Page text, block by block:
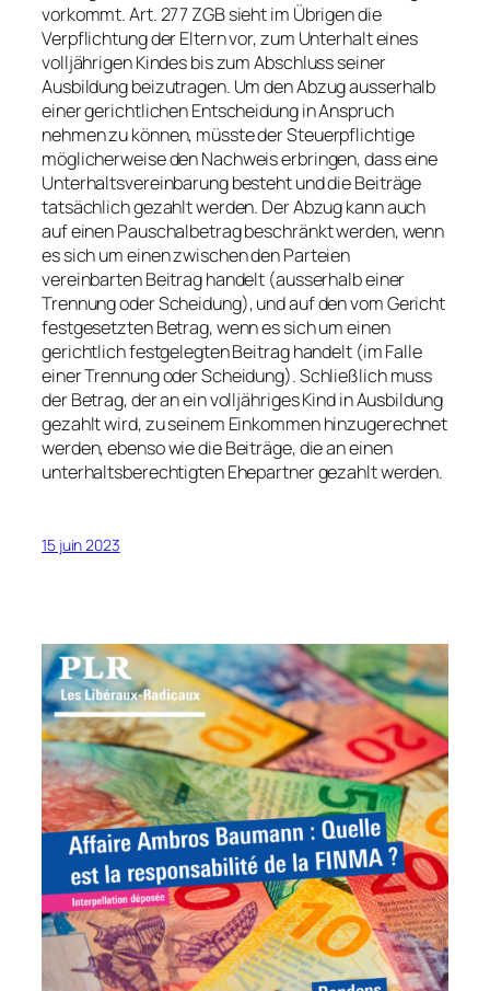
vorkommt. Art. 277 ZGB sieht im Übrigen die
Verpflichtung der Eltern vor, zum Unterhalt eines
volljährigen Kindes bis zum Abschluss seiner
Ausbildung beizutragen. Um den Abzug ausserhalb
einer gerichtlichen Entscheidung in Anspruch
nehmen zu können, müsste der Steuerpflichtige
möglicherweise den Nachweis erbringen, dass eine
Unterhaltsvereinbarung besteht und die Beiträge
tatsächlich gezahlt werden. Der Abzug kann auch
auf einen Pauschalbetrag beschränkt werden, wenn
es sich um einen zwischen den Parteien
vereinbarten Beitrag handelt (ausserhalb einer
Trennung oder Scheidung), und auf den vom Gericht
festgesetzten Betrag, wenn es sich um einen
gerichtlich festgelegten Beitrag handelt (im Falle
einer Trennung oder Scheidung). Schließlich muss
der Betrag, der an ein volljähriges Kind in Ausbildung
gezahlt wird, zu seinem Einkommen hinzugerechnet
werden, ebenso wie die Beiträge, die an einen
unterhaltsberechtigten Ehepartner gezahlt werden.
15 juin 2023